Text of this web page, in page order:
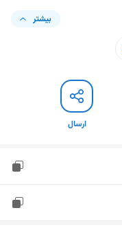
بیشتر
ارسال